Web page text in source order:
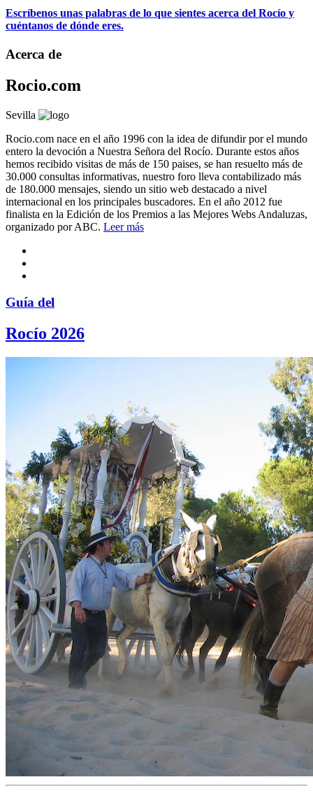
Escríbenos unas palabras de lo que sientes acerca del Rocío y
cuéntanos de dónde eres.
Acerca de
Rocio.com
Sevilla
Rocio.com nace en el año 1996 con la idea de difundir por el mundo
entero la devoción a Nuestra Señora del Rocío. Durante estos años
hemos recibido visitas de más de 150 paises, se han resuelto más de
30.000 consultas informativas, nuestro foro lleva contabilizado más
de 180.000 mensajes, siendo un sitio web destacado a nivel
internacional en los principales buscadores. En el año 2012 fue
finalista en la Edición de los Premios a las Mejores Webs Andaluzas,
organizado por ABC. Leer más
Guía del
Rocío 2026